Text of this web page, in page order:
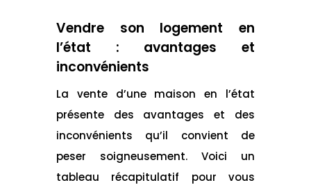
Vendre son logement en
l’état : avantages et
inconvénients
La vente d’une maison en l’état
présente des avantages et des
inconvénients qu’il convient de
peser soigneusement. Voici un
tableau récapitulatif pour vous